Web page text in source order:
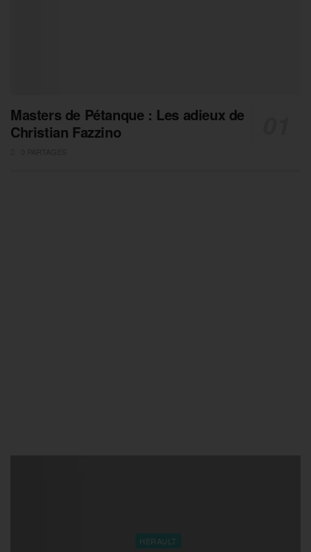
Masters de Pétanque : Les adieux de
Christian Fazzino
HERAULT